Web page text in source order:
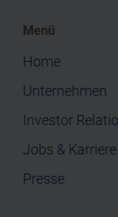
Menü
Home
Unternehmen
Investor
Jobs & Karriere
Presse